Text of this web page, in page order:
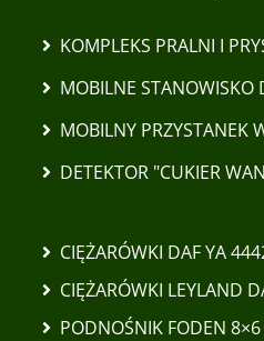
KOMPLEKS PRALNI I
MOBILNE STANOWISKO
MOBILNY PRZYSTANEK
DETEKTOR "CUKIER
CIĘŻARÓWKI DAF YA
CIĘŻARÓWKI LEYLAND
PODNOŚNIK FODEN 8×6